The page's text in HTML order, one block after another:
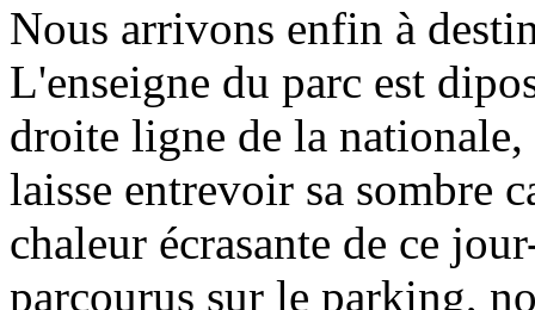
Nous arrivons enfin à
L'enseigne du parc est
droite ligne de la
laisse entrevoir sa sombre
chaleur écrasante de ce
parcourus sur le parking,